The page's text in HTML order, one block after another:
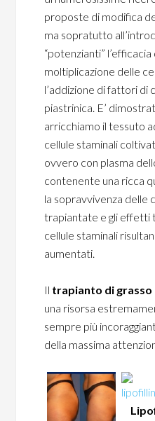
proposte di modifica
ma sopratutto
“potenzianti”
moltiplicazione delle
l’addizione di fattori di
piastrinica. E’
arricchiamo il tessuto
cellule staminali
ovvero con plasma
contenente una ricca
la sopravvivenza delle
trapiantate e gli effetti
cellule staminali
aumentati.
Il trapianto di grasso
una risorsa
sempre più
della massima